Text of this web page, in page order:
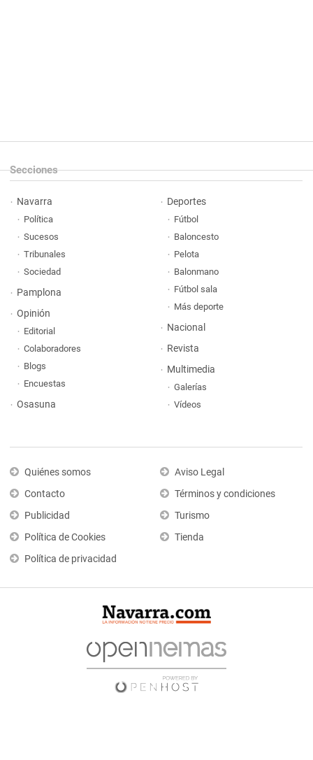
Secciones
Navarra
Política
Sucesos
Tribunales
Sociedad
Pamplona
Opinión
Editorial
Colaboradores
Blogs
Encuestas
Osasuna
Deportes
Fútbol
Baloncesto
Pelota
Balonmano
Fútbol sala
Más deporte
Nacional
Revista
Multimedia
Galerías
Vídeos
Quiénes somos
Contacto
Publicidad
Política de Cookies
Política de privacidad
Aviso Legal
Términos y condiciones
Turismo
Tienda